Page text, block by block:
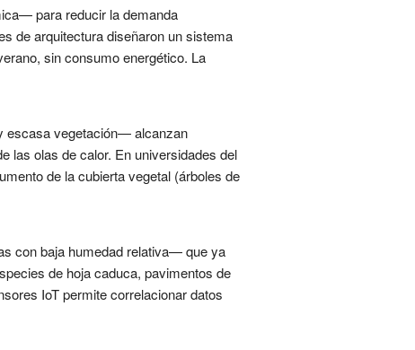
para reducir la demanda
de arquitectura diseñaron un sistema
sin consumo energético. La
escasa vegetación— alcanzan
las olas de calor. En universidades del
de la cubierta vegetal (árboles de
con baja humedad relativa— que ya
de hoja caduca, pavimentos de
IoT permite correlacionar datos